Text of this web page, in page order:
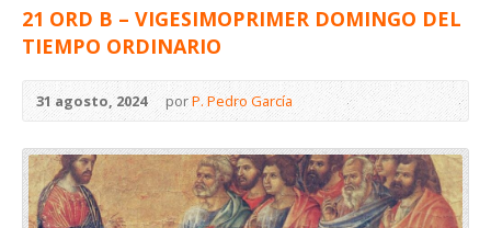
21 ORD B – VIGESIMOPRIMER DOMINGO DEL
TIEMPO ORDINARIO
31 agosto, 2024 porP. Pedro García